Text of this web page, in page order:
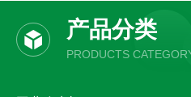
产品分类
PRODUCTS